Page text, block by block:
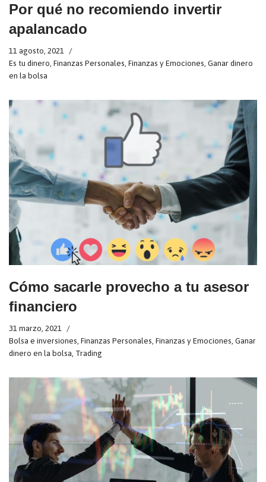
Por qué no recomiendo invertir
apalancado
11 agosto, 2021
Es tu dinero Finanzas Personales Finanzas y Emociones Ganar dinero
en la bolsa
Cómo sacarle provecho a tu asesor
financiero
31 marzo, 2021
Bolsa e inversiones, Finanzas Personales, Finanzas y Emociones, Ganar
dinero en la bolsa, Trading